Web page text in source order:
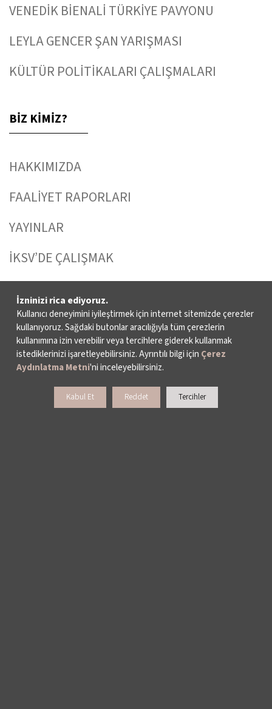
VENEDİK BİENALİ TÜRKİYE PAVYONU
LEYLA GENCER ŞAN YARIŞMASI
KÜLTÜR POLİTİKALARI ÇALIŞMALARI
BİZ KİMİZ?
HAKKIMIZDA
FAALİYET RAPORLARI
YAYINLAR
İKSV’DE ÇALIŞMAK
ARŞİV
BİZE ULAŞIN
DESTEKLERİNİZİ BEKLİYORUZ
İzninizi rica ediyoruz.
Kullanıcı deneyimini iyileştirmek için internet sitemizde çerezler
kullanıyoruz. Sağdaki butonlar aracılığıyla tüm çerezlerin
kullanımına izin verebilir veya tercihlere giderek kullanmak
istediklerinizi işaretleyebilirsiniz. Ayrıntılı bilgi için Çerez
Aydınlatma Metni'ni inceleyebilirsiniz.
Kabul Et Reddet Tercihler